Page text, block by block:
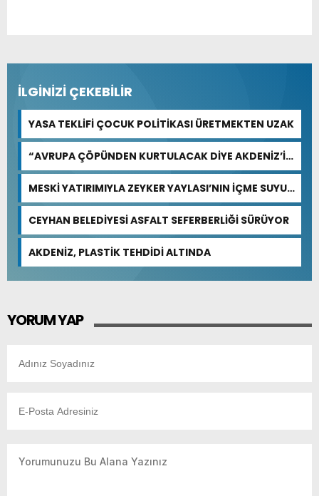
İLGİNİZİ ÇEKEBİLİR
YASA TEKLİFİ ÇOCUK POLİTİKASI ÜRETMEKTEN UZAK
“AVRUPA ÇÖPÜNDEN KURTULACAK DİYE AKDENİZ’İ
FEDA EDEMEZSİNİZ!”
MESKİ YATIRIMIYLA ZEYKER YAYLASI’NIN İÇME SUYU
KAPASİTESİ GÜÇLENDİRİLDİ
CEYHAN BELEDİYESİ ASFALT SEFERBERLİĞİ SÜRÜYOR
AKDENİZ, PLASTİK TEHDİDİ ALTINDA
YORUM YAP